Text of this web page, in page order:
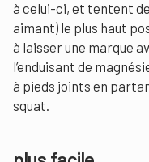
à celui-ci, et tentent
aimant) le plus haut
à laisser une marque
l’enduisant de
à pieds joints en
squat.